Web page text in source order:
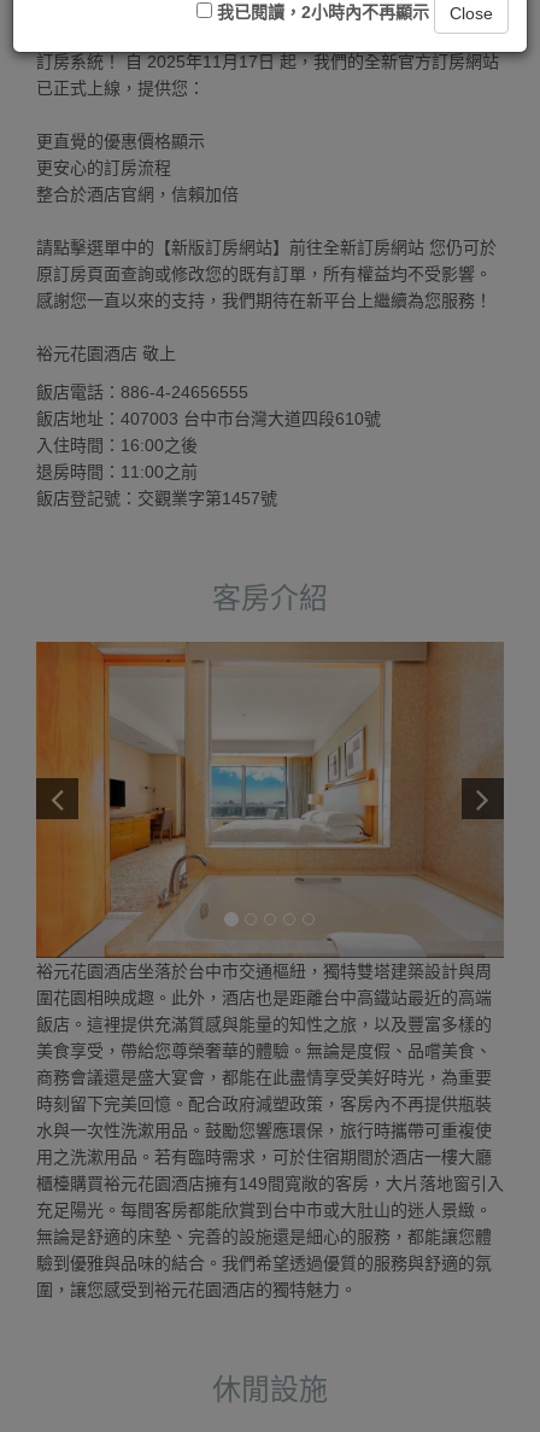
為提供您更流暢、安全的訂房體驗，裕元花園酒店已全面升級
訂房系統！ 自 2025年11月17日 起，我們的全新官方訂房網站
已正式上線，提供您：
更直覺的優惠價格顯示
更安心的訂房流程
整合於酒店官網，信賴加倍
請點擊選單中的【新版訂房網站】前往全新訂房網站 您仍可於
原訂房頁面查詢或修改您的既有訂單，所有權益均不受影響。
感謝您一直以來的支持，我們期待在新平台上繼續為您服務！
裕元花園酒店 敬上
飯店電話：886-4-24656555
飯店地址：407003 台中市台灣大道四段610號
入住時間：16:00之後
退房時間：11:00之前
飯店登記號：交觀業字第1457號
客房介紹
裕元花園酒店坐落於台中市交通樞紐，獨特雙塔建築設計與周
圍花園相映成趣。此外，酒店也是距離台中高鐵站最近的高端
飯店。這裡提供充滿質感與能量的知性之旅，以及豐富多樣的
美食享受，帶給您尊榮奢華的體驗。無論是度假、品嚐美食、
商務會議還是盛大宴會，都能在此盡情享受美好時光，為重要
時刻留下完美回憶。配合政府減塑政策，客房內不再提供瓶裝
水與一次性洗漱用品。鼓勵您響應環保，旅行時攜帶可重複使
用之洗漱用品。若有臨時需求，可於住宿期間於酒店一樓大廳
櫃檯購買裕元花園酒店擁有149間寬敞的客房，大片落地窗引入
充足陽光。每間客房都能欣賞到台中市或大肚山的迷人景緻。
無論是舒適的床墊、完善的設施還是細心的服務，都能讓您體
驗到優雅與品味的結合。我們希望透過優質的服務與舒適的氛
圍，讓您感受到裕元花園酒店的獨特魅力。
休閒設施
我已閱讀，2小時內不再顯示 Close